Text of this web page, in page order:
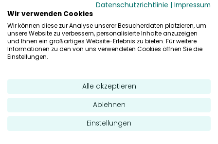
Datenschutzrichtlinie | Impressum
Wir verwenden Cookies
Wir können diese zur Analyse unserer Besucherdaten platzieren, um
unsere Website zu verbessern, personalisierte Inhalte anzuzeigen
und Ihnen ein großartiges Website-Erlebnis zu bieten. Für weitere
Informationen zu den von uns verwendeten Cookies öffnen Sie die
Einstellungen.
Alle akzeptieren
Ablehnen
Einstellungen